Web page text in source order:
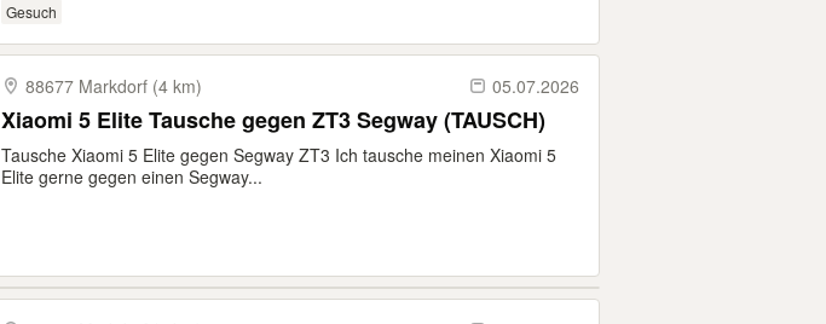
Gesuch
88677 Markdorf (4 km) 05.07.2026
Xiaomi 5 Elite Tausche gegen ZT3 Segway (TAUSCH)
Tausche Xiaomi 5 Elite gegen Segway ZT3 Ich tausche meinen Xiaomi 5
Elite gerne gegen einen Segway...